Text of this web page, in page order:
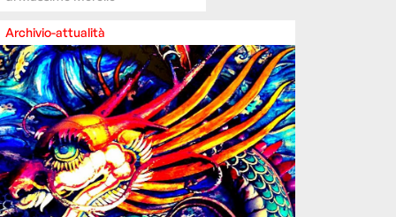
Archivio-attualità